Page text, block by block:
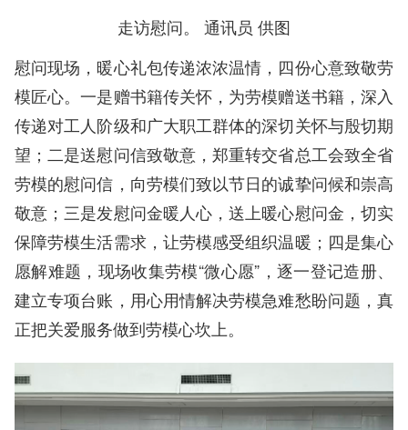
走访慰问。 通讯员 供图
慰问现场，暖心礼包传递浓浓温情，四份心意致敬劳
模匠心。一是赠书籍传关怀，为劳模赠送书籍，深入
传递对工人阶级和广大职工群体的深切关怀与殷切期
望；二是送慰问信致敬意，郑重转交省总工会致全省
劳模的慰问信，向劳模们致以节日的诚挚问候和崇高
敬意；三是发慰问金暖人心，送上暖心慰问金，切实
保障劳模生活需求，让劳模感受组织温暖；四是集心
愿解难题，现场收集劳模“微心愿”，逐一登记造册、
建立专项台账，用心用情解决劳模急难愁盼问题，真
正把关爱服务做到劳模心坎上。